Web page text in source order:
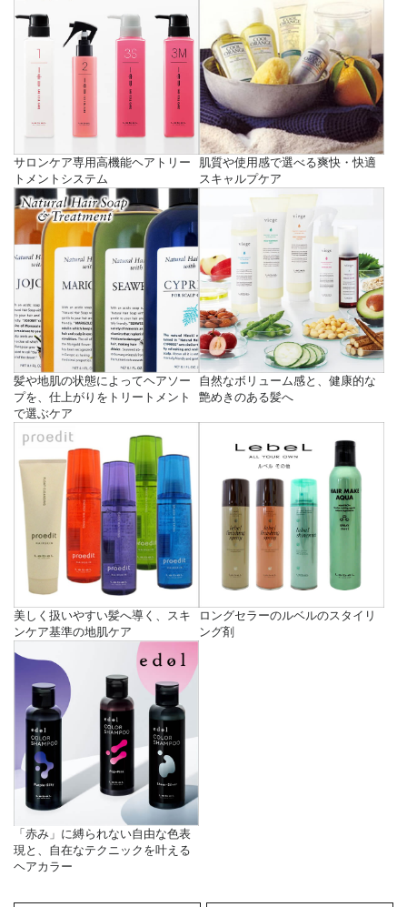
サロンケア専用高機能ヘアトリー
トメントシステム
肌質や使用感で選べる爽快・快適
スキャルプケア
髪や地肌の状態によってヘアソー
プを、仕上がりをトリートメント
で選ぶケア
自然なボリューム感と、健康的な
艶めきのある髪へ
美しく扱いやすい髪へ導く、スキ
ンケア基準の地肌ケア
ロングセラーのルベルのスタイリ
ング剤
「赤み」に縛られない自由な色表
現と、自在なテクニックを叶える
ヘアカラー